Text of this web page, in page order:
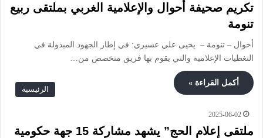
تكريم صحيفة أحوال والإعلامية الغربي بملتقى ربيع
تنومة
أحوال – تنومة – يحيى علي عسيري: في إطار الجهود المبذولة في
التغطيات الإعلامية والتي يقوم بها فريق متخصص من…
أكمل القراءة »
الرئيسية
2025-06-02
ملتقى إعلام الحج” يشهد مشاركة 15 جهة حكومية